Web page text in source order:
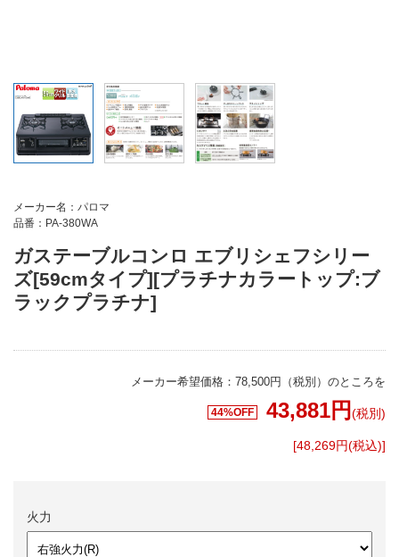
メーカー名：パロマ
品番：PA-380WA
ガステーブルコンロ エブリシェフシリー
ズ[59cmタイプ][プラチナカラートップ:ブ
ラックプラチナ]
メーカー希望価格：78,500円（税別）のところを
44%OFF 43,881円 (税別)
[48,269円(税込)]
火力